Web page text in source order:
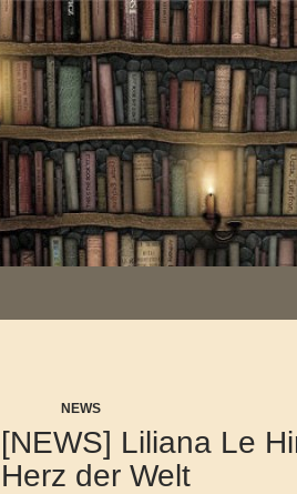
NEWS
[NEWS] Liliana Le
Herz der Welt